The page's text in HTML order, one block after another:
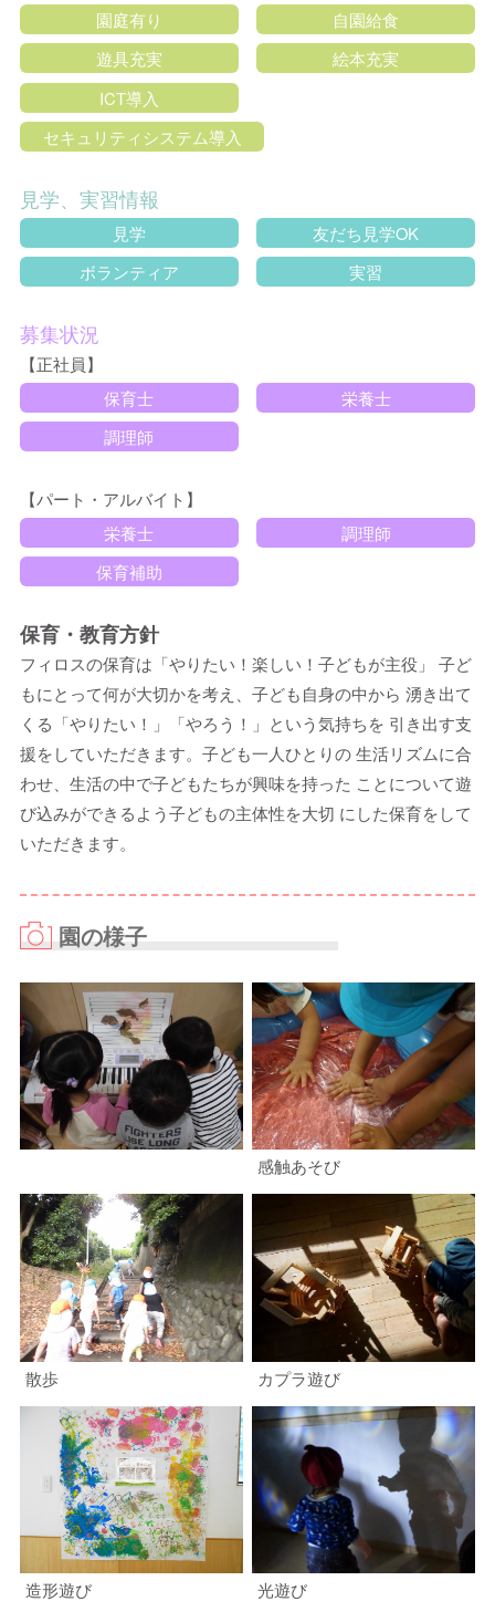
園庭有り
自園給食
遊具充実
絵本充実
ICT導入
セキュリティシステム導入
見学、実習情報
見学
友だち見学OK
ボランティア
実習
募集状況
【正社員】
保育士
栄養士
調理師
【パート・アルバイト】
栄養士
調理師
保育補助
保育・教育方針
フィロスの保育は「やりたい！楽しい！子どもが主役」 子ど
もにとって何が大切かを考え、子ども自身の中から 湧き出て
くる「やりたい！」「やろう！」という気持ちを 引き出す支
援をしていただきます。子ども一人ひとりの 生活リズムに合
わせ、生活の中で子どもたちが興味を持った ことについて遊
び込みができるよう子どもの主体性を大切 にした保育をして
いただきます。
園の様子
感触あそび
散歩 カプラ遊び
造形遊び 光遊び